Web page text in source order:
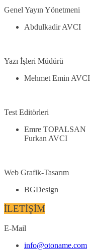
Genel Yayın Yönetmeni
Abdulkadir AVCI
Yazı İşleri Müdürü
Mehmet Emin AVCI
Test Editörleri
Emre TOPALSAN
Furkan AVCI
Web Grafik-Tasarım
BGDesign
İLETİŞİM
E-Mail
info@otoname.com